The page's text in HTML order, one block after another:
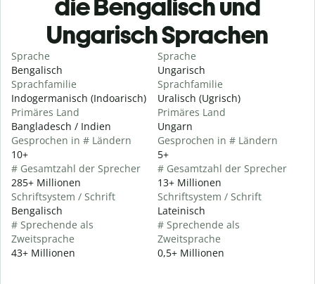
die Bengalisch und
Ungarisch Sprachen
Sprache
Bengalisch
Sprachfamilie
Indogermanisch (Indoarisch)
Primäres Land
Bangladesch / Indien
Gesprochen in # Ländern
10+
# Gesamtzahl der Sprecher
285+ Millionen
Schriftsystem / Schrift
Bengalisch
# Sprechende als
Zweitsprache
43+ Millionen
Sprache
Ungarisch
Sprachfamilie
Uralisch (Ugrisch)
Primäres Land
Ungarn
Gesprochen in # Ländern
5+
# Gesamtzahl der Sprecher
13+ Millionen
Schriftsystem / Schrift
Lateinisch
# Sprechende als
Zweitsprache
0,5+ Millionen